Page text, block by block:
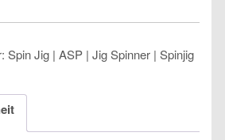
Spin Jig | ASP | Jig Spinner | Spinjig